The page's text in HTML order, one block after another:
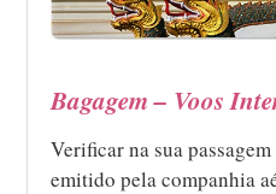
Bagagem – Voos
Verificar na sua
emitido pela companhia